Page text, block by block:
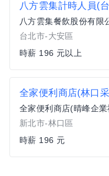
八方雲集計時人員(
八方雲集餐飲股份有限
台北市-大安區
時薪 196 元以上
全家便利商店(林口
全家便利商店(晴峰企業
新北市-林口區
時薪 196 元